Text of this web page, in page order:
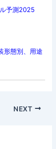
予測2025
形態別、用途
NEXT